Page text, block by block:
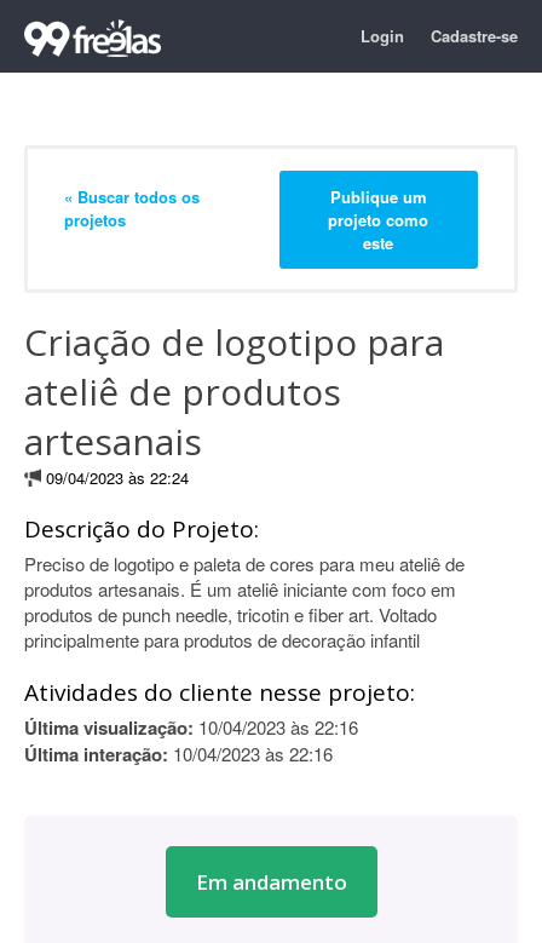
Login Cadastre-se
« Buscar todos os
projetos
Publique um
projeto como
este
Criação de logotipo para
ateliê de produtos
artesanais
09/04/2023 às 22:24
Descrição do Projeto:
Preciso de logotipo e paleta de cores para meu ateliê de
produtos artesanais. É um ateliê iniciante com foco em
produtos de punch needle, tricotin e fiber art. Voltado
principalmente para produtos de decoração infantil
Atividades do cliente nesse projeto:
Última visualização: 10/04/2023 às 22:16
Última interação: 10/04/2023 às 22:16
Em andamento